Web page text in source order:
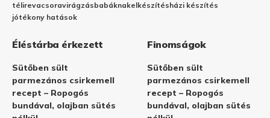
télirevacsoravirágzásbabáknakelkészítésházi készítés
jótékony hatások
Éléstárba érkezett
Sütőben sült
parmezános csirkemell
recept – Ropogós
bundával, olajban sütés
Finomságok
Sütőben sült
parmezános csirkemell
recept – Ropogós
bundával, olajban sütés